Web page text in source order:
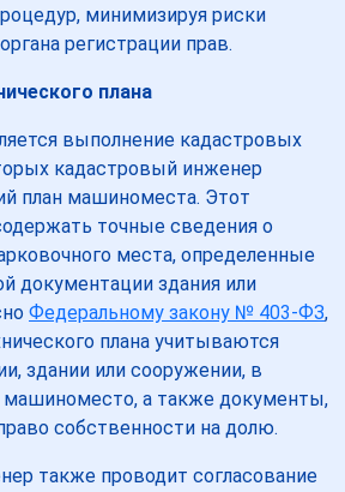
минимизируя риски
регистрации прав.
плана
выполнение кадастровых
кадастровый инженер
план машиноместа. Этот
точные сведения о
места, определенные
документации здания или
Федеральному закону № 403-ФЗ,
плана учитываются
здании или сооружении, в
машиноместо, а также документы,
собственности на долю.
также проводит согласование